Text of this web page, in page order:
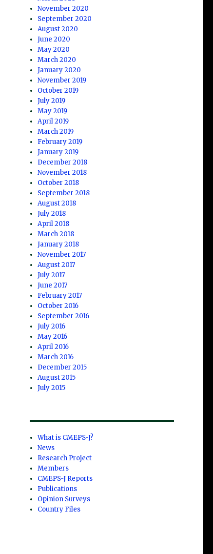
November 2020
September 2020
August 2020
June 2020
May 2020
March 2020
January 2020
November 2019
October 2019
July 2019
May 2019
April 2019
March 2019
February 2019
January 2019
December 2018
November 2018
October 2018
September 2018
August 2018
July 2018
April 2018
March 2018
January 2018
November 2017
August 2017
July 2017
June 2017
February 2017
October 2016
September 2016
July 2016
May 2016
April 2016
March 2016
December 2015
August 2015
July 2015
What is CMEPS-J?
News
Research Project
Members
CMEPS-J Reports
Publications
Opinion Surveys
Country Files